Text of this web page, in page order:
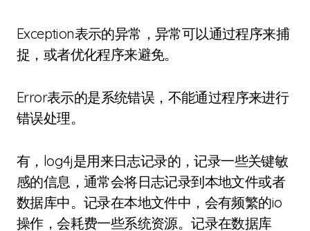
Exception表示的异常，异常可以通过程序来捕
捉，或者优化程序来避免。
Error表示的是系统错误，不能通过程序来进行
错误处理。
有，log4j是用来日志记录的，记录一些关键敏
感的信息，通常会将日志记录到本地文件或者
数据库中。记录在本地文件中，会有频繁的io
操作，会耗费一些系统资源。记录在数据库